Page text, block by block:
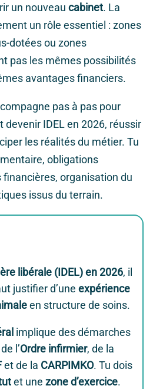
un nouveau cabinet. La
un rôle essentiel : zones
dotées ou zones
pas les mêmes possibilités
avantages financiers.
pas à pas pour
IDEL en 2026, réussir
les réalités du métier. Tu
obligations
organisation du
issus du terrain.
libérale (IDEL) en 2026, il
justifier d’une expérience
en structure de soins.
implique des démarches
l’Ordre infirmier, de la
et de la CARPIMKO. Tu dois
et une zone d’exercice.